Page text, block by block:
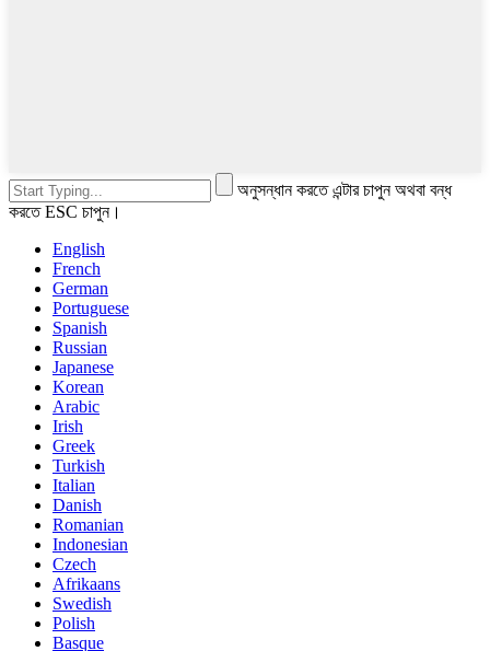
অনুসন্ধান করতে এন্টার চাপুন অথবা বন্ধ
করতে ESC চাপুন।
English
French
German
Portuguese
Spanish
Russian
Japanese
Korean
Arabic
Irish
Greek
Turkish
Italian
Danish
Romanian
Indonesian
Czech
Afrikaans
Swedish
Polish
Basque